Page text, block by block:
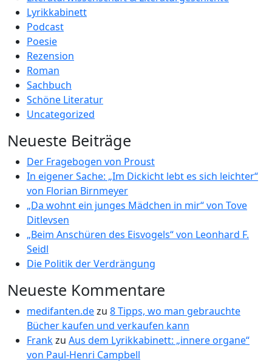
Lyrikkabinett
Podcast
Poesie
Rezension
Roman
Sachbuch
Schöne Literatur
Uncategorized
Neueste Beiträge
Der Fragebogen von Proust
In eigener Sache: „Im Dickicht lebt es sich leichter“
von Florian Birnmeyer
„Da wohnt ein junges Mädchen in mir“ von Tove
Ditlevsen
„Beim Anschüren des Eisvogels“ von Leonhard F.
Seidl
Die Politik der Verdrängung
Neueste Kommentare
medifanten.dezu 8 Tipps, wo man gebrauchte
Bücher kaufen und verkaufen kann
Frankzu Aus dem Lyrikkabinett: „innere organe“
von Paul-Henri Campbell